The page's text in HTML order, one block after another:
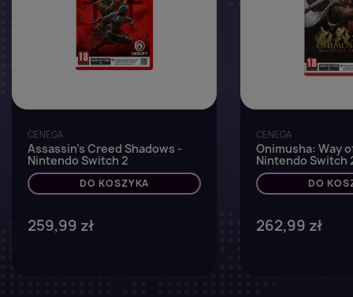
CENEGA
Assassin's Creed Shadows -
Nintendo Switch 2
DO KOSZYKA
259,99 zł
CENEGA
Onimusha: Way
Nintendo Switch
DO
262,99 zł